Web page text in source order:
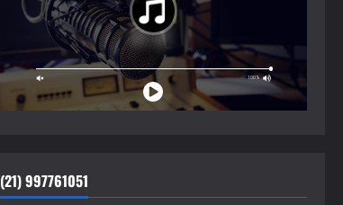
(21) 997761051